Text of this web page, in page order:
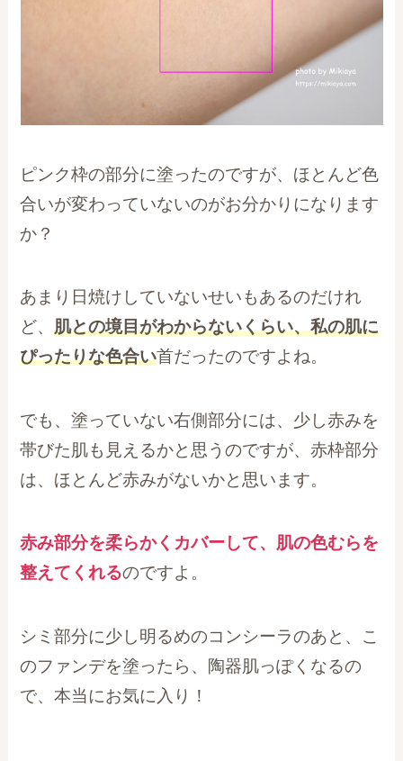
ピンク枠の部分に塗ったのですが、ほとんど色
合いが変わっていないのがお分かりになります
か？
あまり日焼けしていないせいもあるのだけれ
ど、肌との境目がわからないくらい、私の肌に
ぴったりな色合い首だったのですよね。
でも、塗っていない右側部分には、少し赤みを
帯びた肌も見えるかと思うのですが、赤枠部分
は、ほとんど赤みがないかと思います。
赤み部分を柔らかくカバーして、肌の色むらを
整えてくれるのですよ。
シミ部分に少し明るめのコンシーラのあと、こ
のファンデを塗ったら、陶器肌っぽくなるの
で、本当にお気に入り！